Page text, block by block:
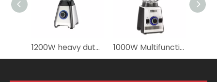
1200W heavy duty Commercial Blender 1000W Multifunction Smoothie Commercial Blender Fruit Juicer Food Blender